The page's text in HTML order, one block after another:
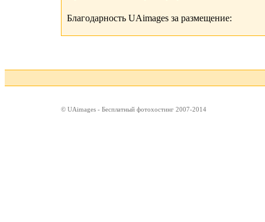
Благодарность UAimages за размещение:
© UAimages - Бесплатный фотохостинг 2007-2014